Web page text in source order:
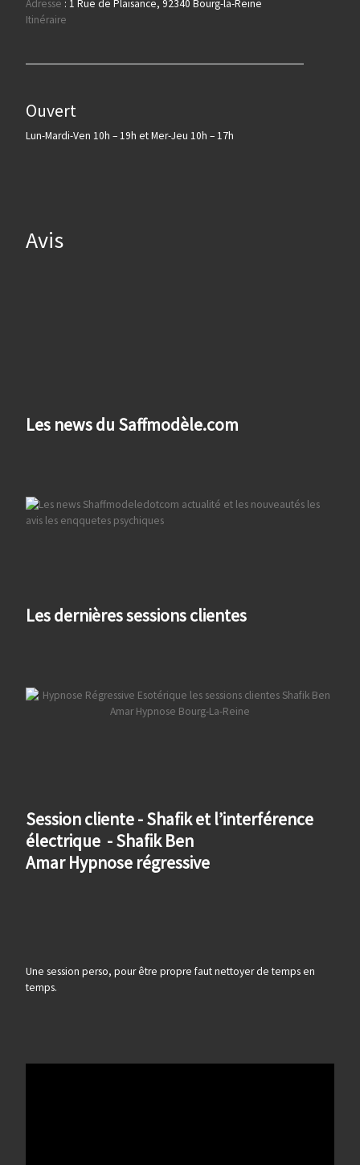
Adresse : 1 Rue de Plaisance, 92340 Bourg-la-Reine
Itinéraire
Ouvert
Lun-Mardi-Ven 10h – 19h et Mer-Jeu 10h – 17h
Avis
Les news du Saffmodèle.com
Les dernières sessions clientes
Session cliente - Shafik et l’interférence
électrique - Shafik Ben
Amar Hypnose régressive
Une session perso, pour être propre faut nettoyer de temps en
temps.